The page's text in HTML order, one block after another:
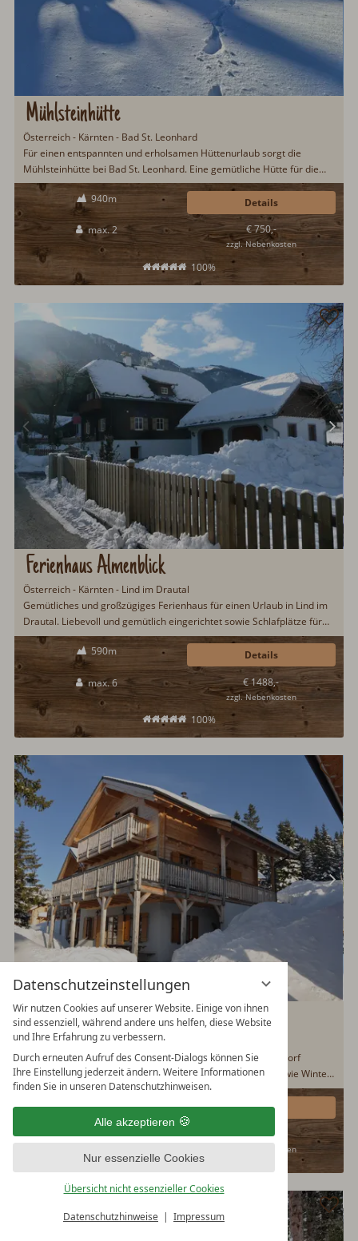
Datenschutzeinstellungen
Wir nutzen Cookies auf unserer Website. Einige von ihnen
sind essenziell, während andere uns helfen, diese Website
und Ihre Erfahrung zu verbessern.
Durch erneuten Aufruf des Consent-Dialogs können Sie
Ihre Einstellung jederzeit ändern. Weitere Informationen
finden Sie in unseren Datenschutzhinweisen.
Alle akzeptieren
Nur essenzielle Cookies
Übersicht nicht essenzieller Cookies
Datenschutzhinweise Impressum
Mühlsteinhütte
Österreich - Kärnten - Bad St. Leonhard
Für einen entspannten und erholsamen Hüttenurlaub sorgt die
Mühlsteinhütte bei Bad St. Leonhard. Eine gemütliche Hütte für die
„Auszeit zu zweit“ in den Bergen. Lassen Sie den abenteuerreichen
Tag im Garten der Hütte bei einem guten Glas Wein ausklingen…
940m
max. 2
100%
€ 750,-
zzgl. Nebenkosten
Details
Ferienhaus Almenblick
Österreich - Kärnten - Lind im Drautal
Gemütliches und großzügiges Ferienhaus für einen Urlaub in Lind im
Drautal. Liebevoll und gemütlich eingerichtet sowie Schlafplätze für
sechs Gäste. Zur Ausstattung zählen u.a. Holzherd, Infrarotsauna,
Specksteinofen und WLAN. Schöne Lage direkt am Donauradweg...
590m
max. 6
100%
€ 1488,-
zzgl. Nebenkosten
Details
Almrausch-Feriendorf Koralpe
Österreich - Kärnten - St. Stefan
Die familienfreundliche Urlaubshütte Almrausch im Feriendorf
Koralpe liegt sonnig auf 1.600m Höhe in Kärnten. Sommer wie Winter
gibt es im Urlaub hier oben einiges zu entdecken. Im Winter liegt die
Hütte mitten im Skigebiet (Ski in/Ski out). Die komfortable
Hüttenausstattung mit Kachelofen, Sauna, Spielplatz und WLAN,
machen das Almdorf Koralpe zu einem schönen Urlaubsziel...
1600m
max. 8 € 2792,-
zzgl. Nebenkosten
Details